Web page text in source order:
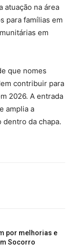
atuação na área
para famílias em
em
que nomes
contribuir para
2026. A entrada
amplia a
da chapa.
por melhorias e
Socorro